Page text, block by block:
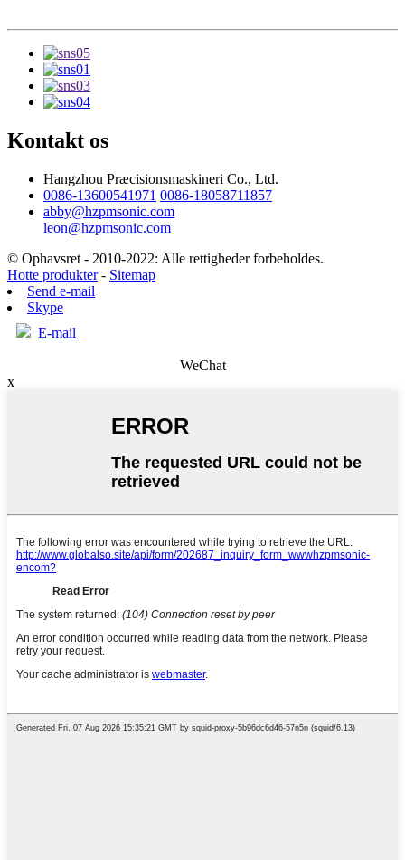
Kontakt os
Hangzhou Præcisionsmaskineri Co., Ltd.
0086-13600541971 0086-18058711857
abby@hzpmsonic.com
leon@hzpmsonic.com
© Ophavsret - 2010-2022: Alle rettigheder forbeholdes.
Hotte produkter- Sitemap
Send e-mail
Skype
E-mail
WeChat
x